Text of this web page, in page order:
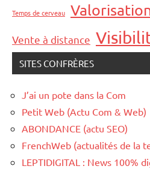
Temps de cerveau
Vente à distance
SITES CONFRÈRES
J’ai un pote dans la Com
Petit Web (Actu Com & Web)
ABONDANCE (actu SEO)
FrenchWeb (actualités de la
LEPTIDIGITAL : News 100%